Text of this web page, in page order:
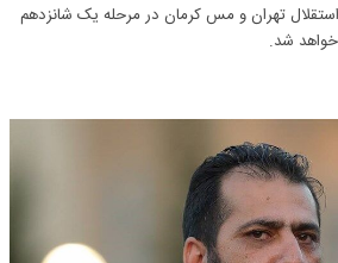
استقلال تهران و مس کرمان در مرحله یک شانزدهم
خواهد شد.